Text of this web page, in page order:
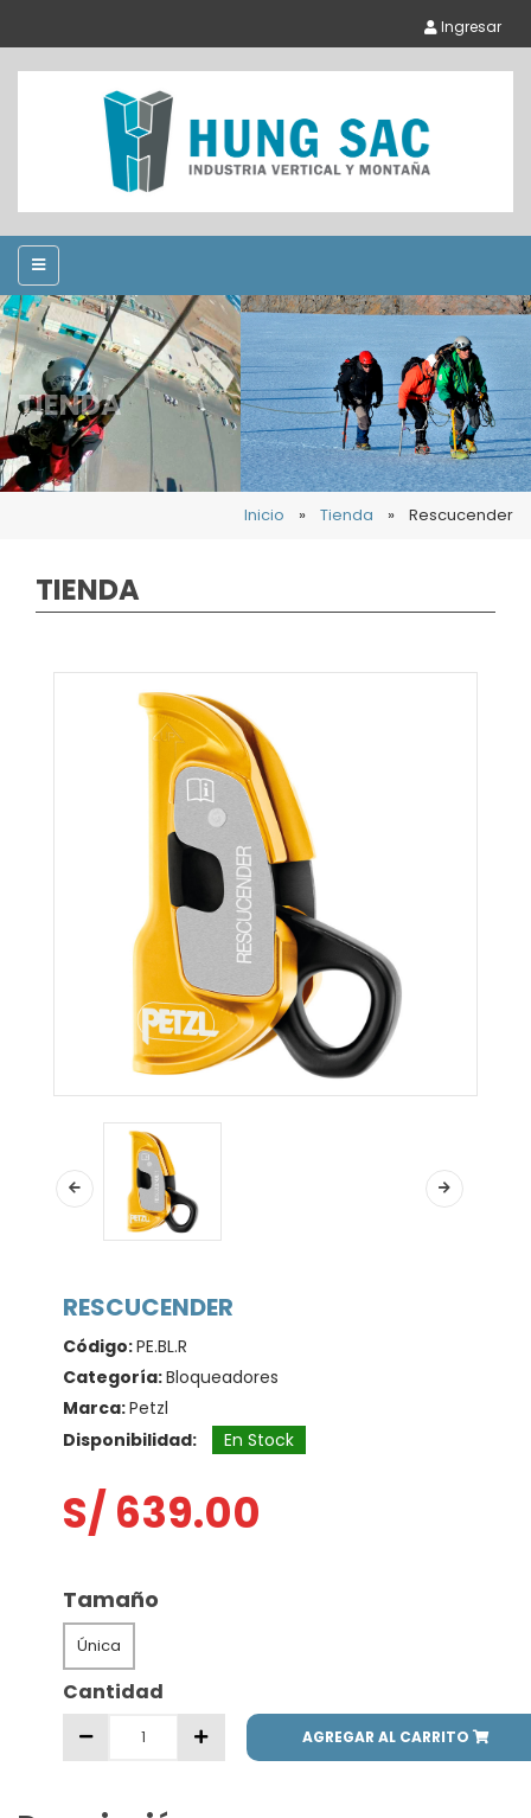
Ingresar
TIENDA
Inicio » Tienda » Rescucender
TIENDA
RESCUCENDER
Código:PE.BL.R
Categoría:Bloqueadores
Marca:Petzl
Disponibilidad:
En Stock
S/ 639.00
Tamaño
Única
Cantidad
AGREGAR AL CARRITO